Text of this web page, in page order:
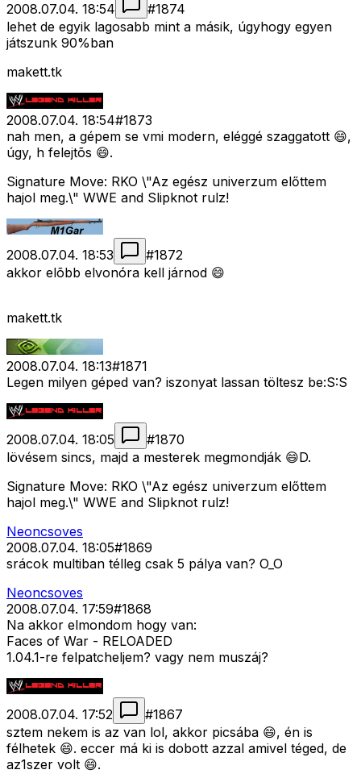
2008.07.04. 18:54 #1874
lehet de egyik lagosabb mint a másik, úgyhogy egyen
játszunk 90%ban
makett.tk
2008.07.04. 18:54#1873
nah men, a gépem se vmi modern, eléggé szaggatott 😄,
úgy, h felejtõs 😄.
Signature Move: RKO \"Az egész univerzum előttem
hajol meg.\" WWE and Slipknot rulz!
2008.07.04. 18:53 #1872
akkor elõbb elvonóra kell járnod 😄
makett.tk
2008.07.04. 18:13#1871
Legen milyen géped van? iszonyat lassan töltesz be:S:S
2008.07.04. 18:05 #1870
lövésem sincs, majd a mesterek megmondják 😄D.
Signature Move: RKO \"Az egész univerzum előttem
hajol meg.\" WWE and Slipknot rulz!
Neoncsoves
2008.07.04. 18:05#1869
srácok multiban télleg csak 5 pálya van? O_O
Neoncsoves
2008.07.04. 17:59#1868
Na akkor elmondom hogy van:
Faces of War - RELOADED
1.04.1-re felpatcheljem? vagy nem muszáj?
2008.07.04. 17:52 #1867
sztem nekem is az van lol, akkor picsába 😄, én is
félhetek 😄. eccer má ki is dobott azzal amivel téged, de
az1szer volt 😄.